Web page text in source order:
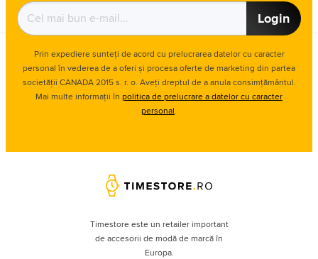
Login
Prin expediere sunteți de acord cu prelucrarea datelor cu caracter
personal în vederea de a oferi și procesa oferte de marketing din partea
societății CANADA 2015 s. r. o. Aveți dreptul de a anula consimțământul.
Mai multe informații în politica de prelucrare a datelor cu caracter
personal.
Timestore este un retailer important
de accesorii de modă de marcă în
Europa.